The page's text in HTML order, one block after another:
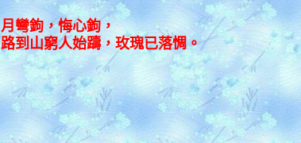
月彎鉤，悔心鉤，
路到山窮人始躊，玫瑰已落惆。